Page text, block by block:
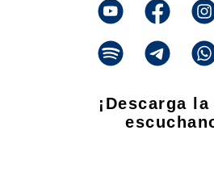
¡Descarga